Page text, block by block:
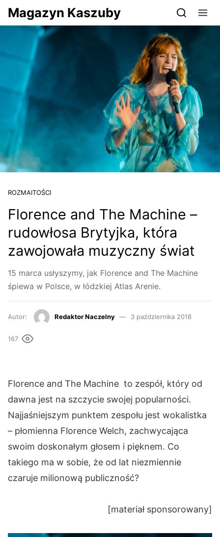
Przejdź do serwisu magazynkaszuby.pl
Magazyn Kaszuby
ROZMAITOŚCI
Florence and The Machine –
rudowłosa Brytyjka, która
zawojowała muzyczny świat
15 marca usłyszymy, jak Florence and The Machine
śpiewa w Polsce, w łódzkiej Atlas Arenie.
Autor: Redaktor Naczelny 3 października 2018
167
Florence and The Machine to zespół, który od
dawna jest na szczycie swojej popularności.
Najjaśniejszym punktem zespołu jest wokalistka
– płomienna Florence Welch, zachwycająca
swoim doskonałym głosem i pięknem. Co
takiego ma w sobie, że od lat niezmiennie
czaruje milionową publiczność?
[materiał sponsorowany]